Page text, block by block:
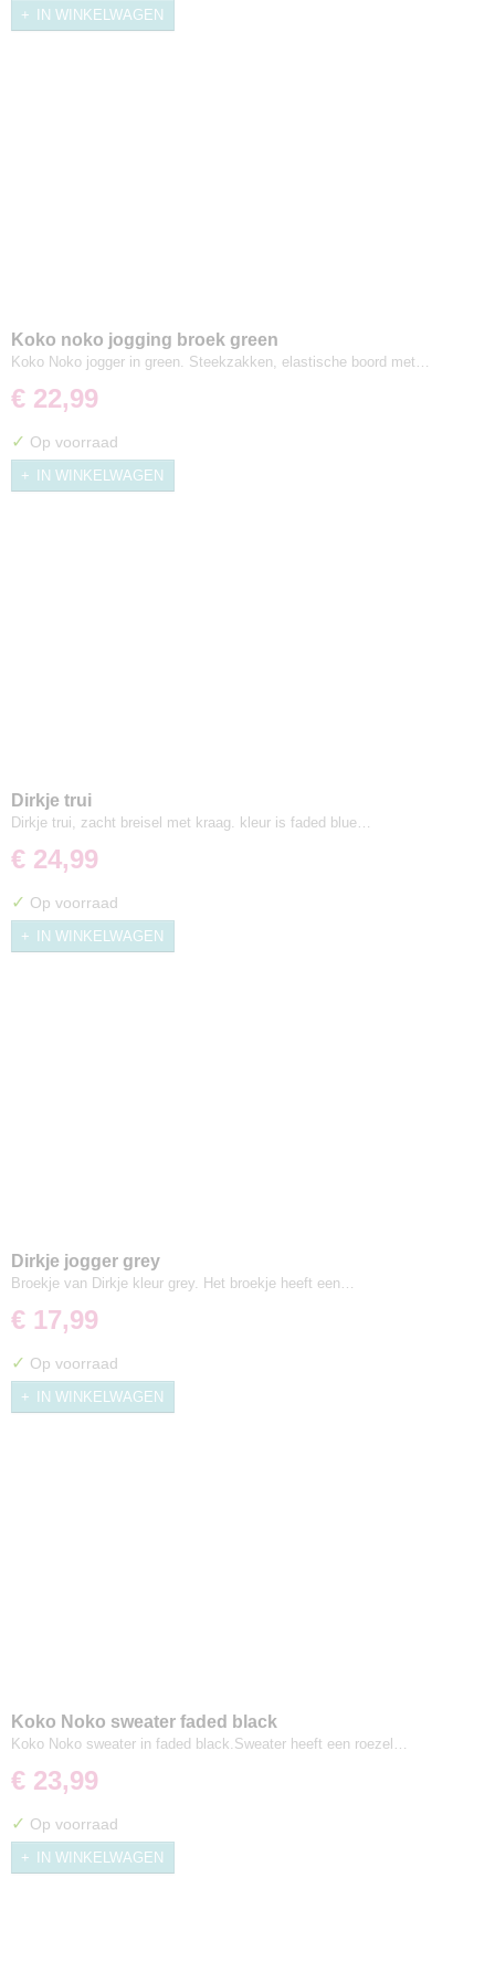
IN WINKELWAGEN
Koko noko jogging broek green
Koko Noko jogger in green. Steekzakken, elastische boord met…
€ 22,99
✓ Op voorraad
IN WINKELWAGEN
Dirkje trui
Dirkje trui, zacht breisel met kraag. kleur is faded blue…
€ 24,99
✓ Op voorraad
IN WINKELWAGEN
Dirkje jogger grey
Broekje van Dirkje kleur grey. Het broekje heeft een…
€ 17,99
✓ Op voorraad
IN WINKELWAGEN
Koko Noko sweater faded black
Koko Noko sweater in faded black.Sweater heeft een roezel…
€ 23,99
✓ Op voorraad
IN WINKELWAGEN